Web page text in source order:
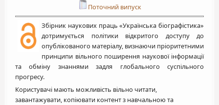
Поточний випуск
Збірник наукових праць «Українська біографістика»
дотримується політики відкритого доступу до
опублікованого матеріалу, визнаючи пріоритетними
принципи вільного поширення наукової інформації
та обміну знаннями задля глобального суспільного
прогресу.
Користувачі мають можливість вільно читати,
завантажувати, копіювати контент з навчальною та